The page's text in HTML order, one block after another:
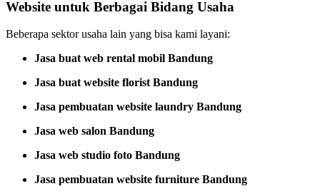
Website untuk Berbagai Bidang Usaha
Beberapa sektor usaha lain yang bisa kami layani:
Jasa buat web rental mobil Bandung
Jasa buat website florist Bandung
Jasa pembuatan website laundry Bandung
Jasa web salon Bandung
Jasa web studio foto Bandung
Jasa pembuatan website furniture Bandung